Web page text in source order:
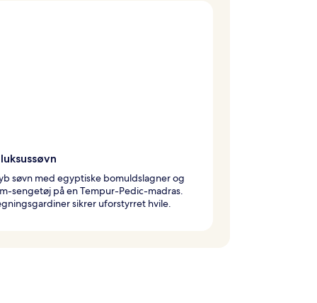
søvn med egyptiske bomuldslagner og
sengetøj på en Tempur-Pedic-madras.
sikrer uforstyrret hvile.